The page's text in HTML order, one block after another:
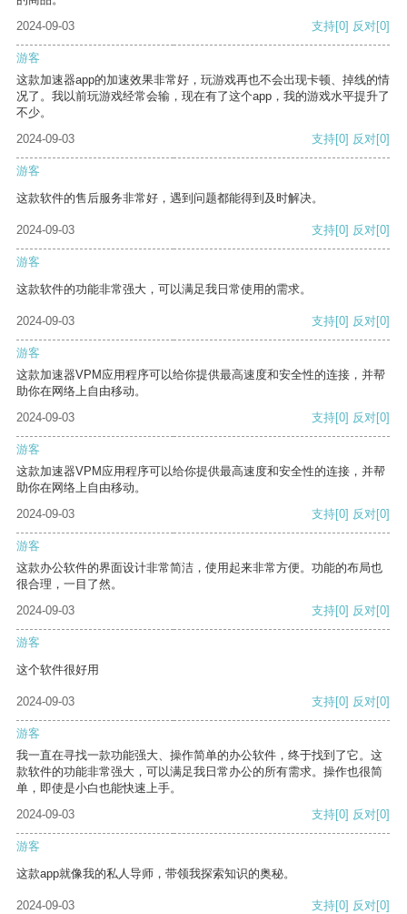
2024-09-03
支持[0] 反对[0]
游客
这款加速器app的加速效果非常好，玩游戏再也不会出现卡顿、掉线的情
况了。我以前玩游戏经常会输，现在有了这个app，我的游戏水平提升了
不少。
2024-09-03
支持[0] 反对[0]
游客
这款软件的售后服务非常好，遇到问题都能得到及时解决。
2024-09-03 支持[0] 反对[0]
游客
这款软件的功能非常强大，可以满足我日常使用的需求。
2024-09-03 支持[0] 反对[0]
游客
这款加速器VPM应用程序可以给你提供最高速度和安全性的连接，并帮
助你在网络上自由移动。
2024-09-03
支持[0] 反对[0]
游客
这款加速器VPM应用程序可以给你提供最高速度和安全性的连接，并帮
助你在网络上自由移动。
2024-09-03
支持[0] 反对[0]
游客
这款办公软件的界面设计非常简洁，使用起来非常方便。功能的布局也
很合理，一目了然。
2024-09-03
支持[0] 反对[0]
游客
这个软件很好用
2024-09-03 支持[0] 反对[0]
游客
我一直在寻找一款功能强大、操作简单的办公软件，终于找到了它。这
款软件的功能非常强大，可以满足我日常办公的所有需求。操作也很简
单，即使是小白也能快速上手。
2024-09-03
支持[0] 反对[0]
游客
这款app就像我的私人导师，带领我探索知识的奥秘。
2024-09-03 支持[0] 反对[0]